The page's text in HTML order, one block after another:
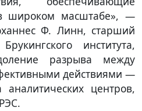
широком масштабе», —
Ф. Линн, старший
института,
разрыва между
действиями —
центров,